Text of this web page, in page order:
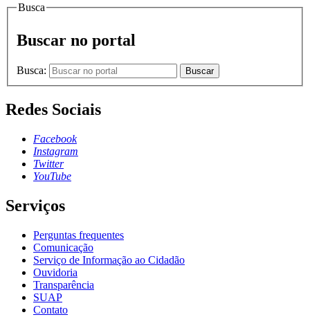
Busca
Buscar no portal
Busca: Buscar
Redes Sociais
Facebook
Instagram
Twitter
YouTube
Serviços
Perguntas frequentes
Comunicação
Serviço de Informação ao Cidadão
Ouvidoria
Transparência
SUAP
Contato